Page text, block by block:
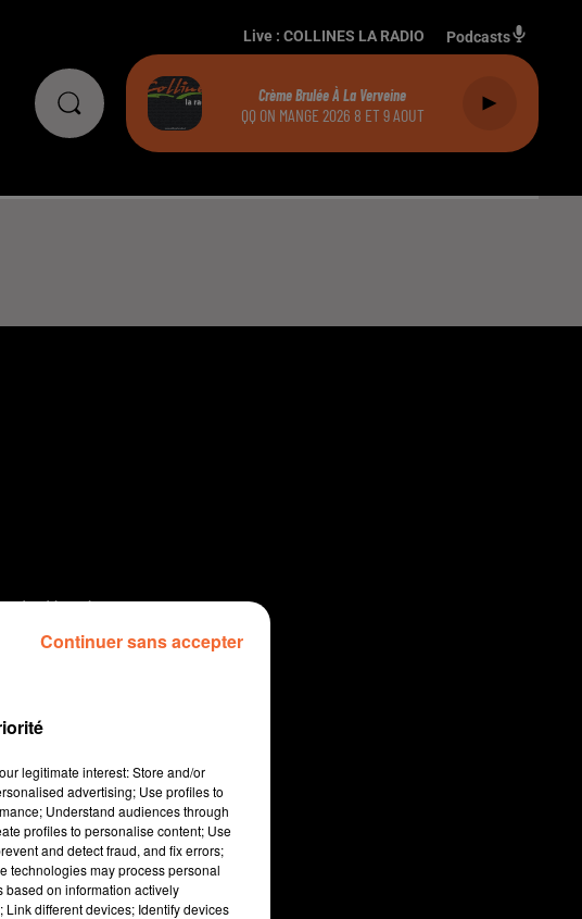
Live : COLLINES LA RADIO Podcasts
Crème Brulée À La Verveine
QQ ON MANGE 2026 8 ET 9 AOUT
du député
deux-
les
week-
chez les
legitimate interest: Store and/or
advertising; Use profiles to
Understand audiences through
profiles to personalise content; Use
and detect fraud, and fix errors;
technologies may process personal
based on information actively
different devices; Identify devices
Continuer sans accepter